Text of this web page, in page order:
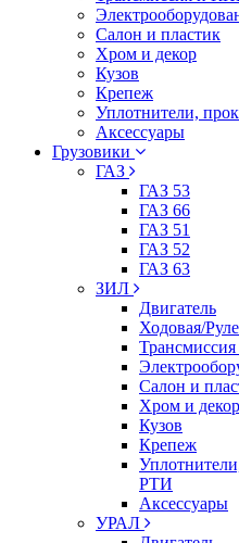
Салон и пластик
Хром и декор
Кузов
Крепеж
Уплотнители,
Аксессуары
Грузовики
ГАЗ
ГАЗ 53
ГАЗ 66
ГАЗ 51
ГАЗ 52
ГАЗ 63
ЗИЛ
Двигатель
Ходовая/
Салон и
Хром и декор
Кузов
Крепеж
РТИ
Аксессуары
УРАЛ